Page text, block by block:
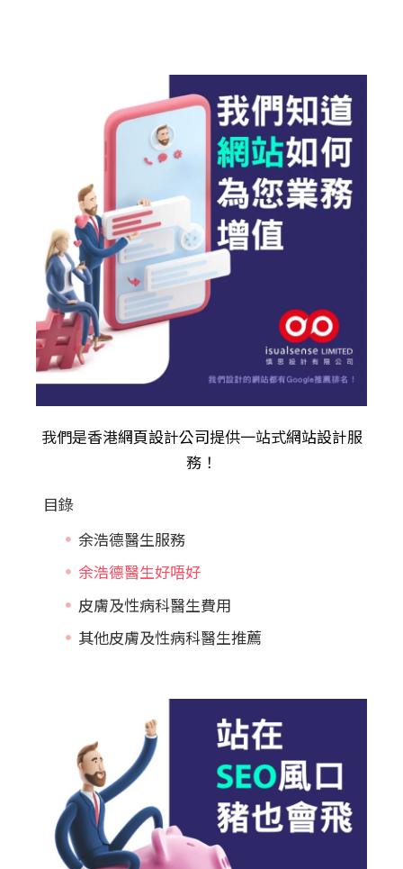
我們是香港網頁設計公司提供一站式網站設計服
務！
目錄
余浩德醫生服務
余浩德醫生好唔好
皮膚及性病科醫生費用
其他皮膚及性病科醫生推薦